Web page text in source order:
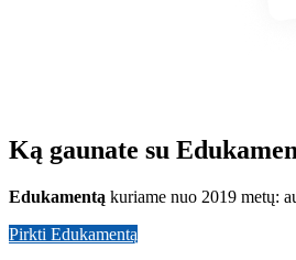
Ką gaunate su
Edukamentą kuriame nuo 2019 metų:
Pirkti Edukamentą